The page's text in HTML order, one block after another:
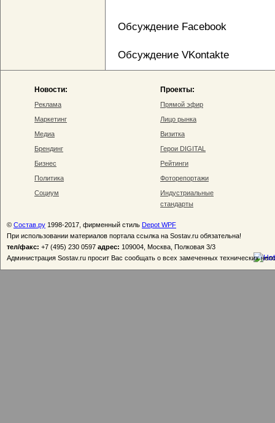
Обсуждение Facebook
Обсуждение VKontakte
Новости:
Реклама
Маркетинг
Медиа
Брендинг
Бизнес
Политика
Социум
Проекты:
Прямой эфир
Лицо рынка
Визитка
Герои DIGITAL
Рейтинги
Фоторепортажи
Индустриальные
стандарты
© Состав.ру 1998-2017, фирменный стиль Depot WPF
При использовании материалов портала ссылка на Sostav.ru обязательна!
тел/факс: +7 (495) 230 0597 адрес: 109004, Москва, Полковая 3/3
Администрация Sostav.ru просит Вас сообщать о всех замеченных технических